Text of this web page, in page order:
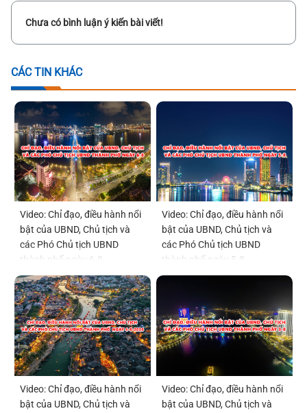
Chưa có bình luận ý kiến bài viết!
CÁC TIN KHÁC
Video: Chỉ đạo, điều hành nổi
bật của UBND, Chủ tịch và
các Phó Chủ tịch UBND
thành phố ngày 6-8
Video: Chỉ đạo, điều hành nổi
bật của UBND, Chủ tịch và
các Phó Chủ tịch UBND
thành phố ngày 5-8
Video: Chỉ đạo, điều hành nổi
bật của UBND, Chủ tịch và
Video: Chỉ đạo, điều hành nổi
bật của UBND, Chủ tịch và